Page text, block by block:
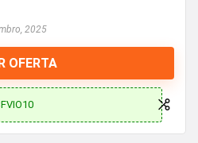
2025
OFERTA